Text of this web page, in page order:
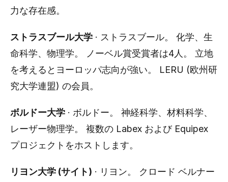
力な存在感。
ストラスブール大学 · ストラスブール。 化学、生
命科学、物理学。 ノーベル賞受賞者は4人。 立地
を考えるとヨーロッパ志向が強い。 LERU (欧州研
究大学連盟) の会員。
ボルドー大学 · ボルドー。 神経科学、材料科学、
レーザー物理学。 複数の Labex および Equipex
プロジェクトをホストします。
リヨン大学 (サイト) · リヨン。 クロード ベルナー